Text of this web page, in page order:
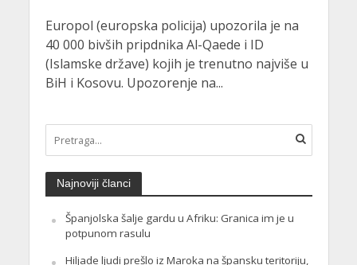
Europol (europska policija) upozorila je na
40 000 bivših pripdnika Al-Qaede i ID
(Islamske države) kojih je trenutno najviše u
BiH i Kosovu. Upozorenje na...
Najnoviji članci
Španjolska šalje gardu u Afriku: Granica im je u
potpunom rasulu
Hiljade ljudi prešlo iz Maroka na špansku teritoriju,